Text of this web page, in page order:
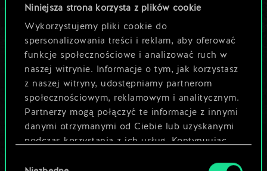
Niniejsza strona korzysta z plików cookie
Wykorzystujemy pliki cookie do
spersonalizowania treści i reklam, aby oferować
funkcje społecznościowe i analizować ruch w
naszej witrynie. Informacje o tym, jak korzystasz
z naszej witryny, udostępniamy partnerom
społecznościowym, reklamowym i analitycznym.
Partnerzy mogą połączyć te informacje z innymi
danymi otrzymanymi od Ciebie lub uzyskanymi
podczas korzystania z ich usług. Kontynuując
potencjał!
Nazwij talię i opisz swoją strategię
Edytuj talię
LUB